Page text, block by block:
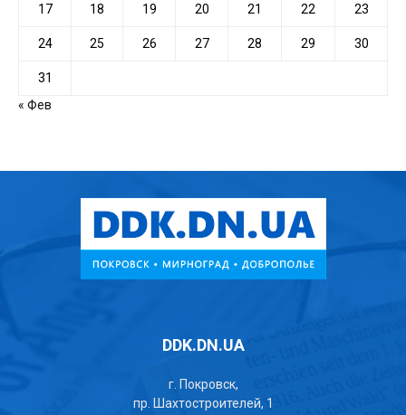
17 18 19 20 21 22 23
24 25 26 27 28 29 30
31
« Фев
DDK.DN.UA
г. Покровск,
пр. Шахтостроителей, 1